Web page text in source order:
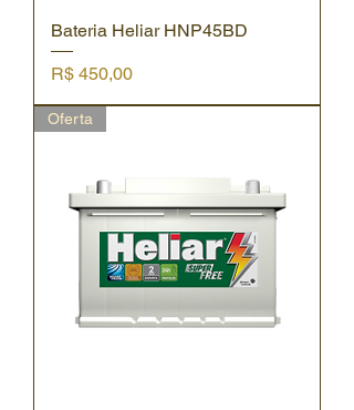
Bateria Heliar HNP45BD
Preço
R$ 450,00
Oferta